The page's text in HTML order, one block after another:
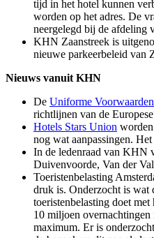
tijd in het hotel kunnen
worden op het adres. De
neergelegd bij de afdeling
KHN Zaanstreek is
nieuwe parkeerbeleid van
Nieuws vanuit KHN
De Uniforme
richtlijnen van de
Hotels Stars Union
nog wat aanpassingen.
In de ledenraad van KHN
Duivenvoorde, Van der
Toeristenbelasting
druk is. Onderzocht is wat
toeristenbelasting doet
10 miljoen
maximum. Er is